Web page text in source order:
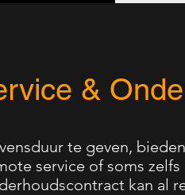
&
te geven,
service of soms
kan al